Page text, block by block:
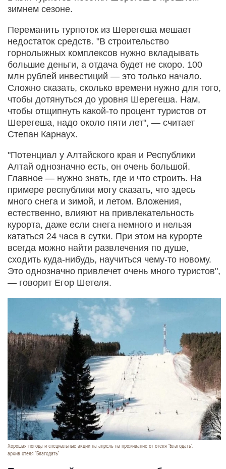
зимнем сезоне.
Переманить турпоток из Шерегеша мешает
недостаток средств. "В строительство
горнолыжных комплексов нужно вкладывать
большие деньги, а отдача будет не скоро. 100
млн рублей инвестиций — это только начало.
Сложно сказать, сколько времени нужно для того,
чтобы дотянуться до уровня Шерегеша. Нам,
чтобы отщипнуть какой-то процент туристов от
Шерегеша, надо около пяти лет", — считает
Степан Карнаух.
"Потенциал у Алтайского края и Республики
Алтай однозначно есть, он очень большой.
Главное — нужно знать, где и что строить. На
примере республики могу сказать, что здесь
много снега и зимой, и летом. Вложения,
естественно, влияют на привлекательность
курорта, даже если снега немного и нельзя
кататься 24 часа в сутки. При этом на курорте
всегда можно найти развлечения по душе,
сходить куда-нибудь, научиться чему-то новому.
Это однозначно привлечет очень много туристов",
— говорит Егор Шетеля.
Хорошая погода и специальные акции на апрель на проживание от отеля "Благодать".
архив отеля "Благодать"